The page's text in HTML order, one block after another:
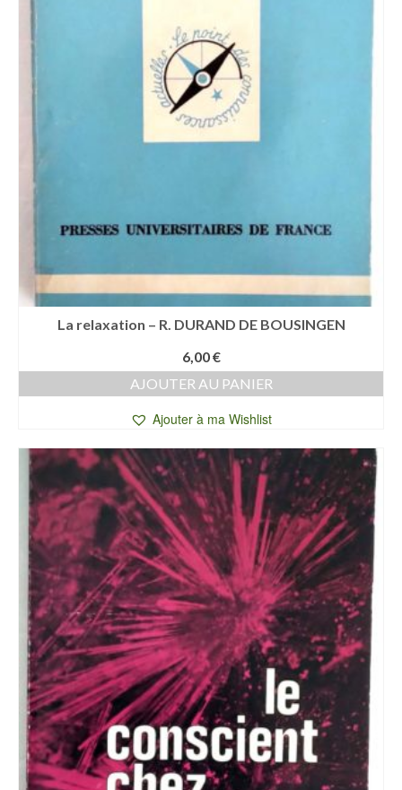
La relaxation – R. DURAND DE BOUSINGEN
6,00€
AJOUTER AU PANIER
Ajouter à ma Wishlist